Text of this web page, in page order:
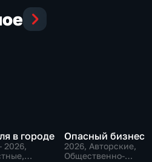
в городе
2026,
Опасный бизнес
2026, Авторские,
Общественно-